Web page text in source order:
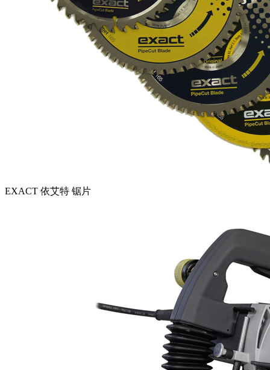
EXACT 依艾特 锯片